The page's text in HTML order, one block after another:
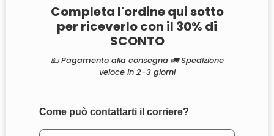
Completa l'ordine qui sotto
per riceverlo con il 30% di
SCONTO
💵 Pagamento alla consegna 🚛 Spedizione
veloce in 2-3 giorni
Come può contattarti il corriere?